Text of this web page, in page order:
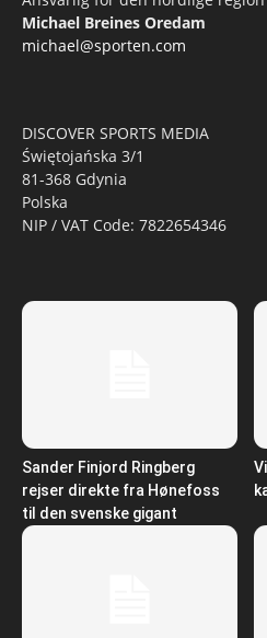
Michael Breines Oredam
michael@sporten.com
DISCOVER SPORTS MEDIA
Świętojańska 3/1
81-368 Gdynia
Polska
NIP / VAT Code: 7822654346
Sander Finjord Ringberg
rejser direkte fra Hønefoss
til den svenske gigant